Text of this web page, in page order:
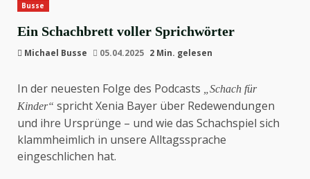
Busse
Ein Schachbrett voller Sprichwörter
Michael Busse 05.04.2025 2 Min. gelesen
In der neuesten Folge des Podcasts
„Schach für
Kinder“ spricht Xenia Bayer über Redewendungen
und ihre Ursprünge – und wie das Schachspiel sich
klammheimlich in unsere Alltagssprache
eingeschlichen hat.